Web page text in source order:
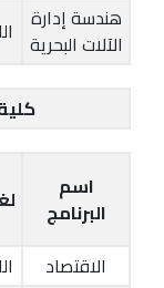
هندسة إدارة
الآلات البحرية
اسم
البرنامج
الاقتصاد